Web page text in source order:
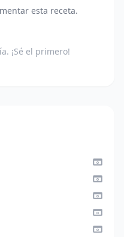
esta receta.
¡Sé el primero!